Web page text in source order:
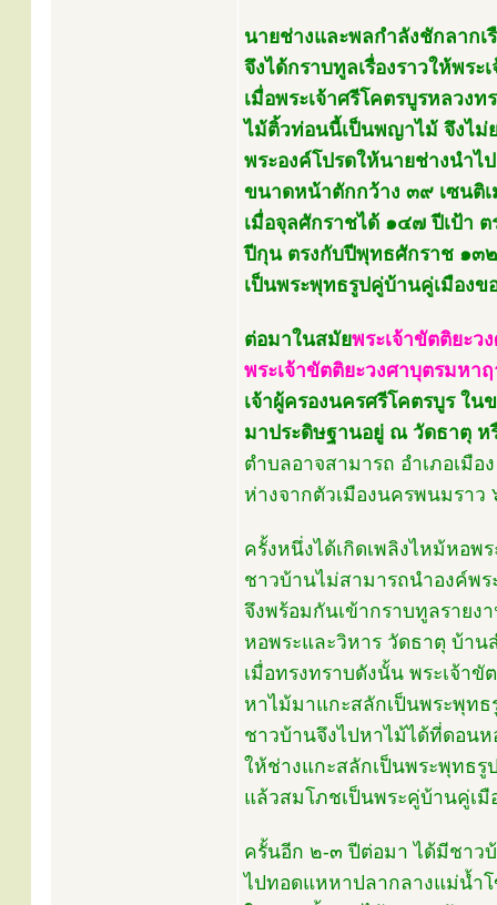
นายช่างและพลกำลังชักลากเ
จึงได้กราบทูลเรื่องราวให้พระ
เมื่อพระเจ้าศรีโคตรบูรหลวง
ไม้ติ้วท่อนนี้เป็นพญาไม้ จึงไม่
พระองค์โปรดให้นายช่างนำไ
ขนาดหน้าตักกว้าง ๓๙ เซนติเ
เมื่อจุลศักราชได้ ๑๔๗ ปีเป้า
ปีกุน ตรงกับปีพุทธศักราช ๑๓
เป็นพระพุทธรูปคู่บ้านคู่เมืองข
ต่อมาในสมัยพระเจ้าขัตติยะว
พระเจ้าขัตติยะวงศาบุตรมหา
เจ้าผู้ครองนครศรีโคตรบูร ใ
มาประดิษฐานอยู่ ณ วัดธาตุ ห
ตำบลอาจสามารถ อำเภอเมื
ห่างจากตัวเมืองนครพนมราว
ครั้งหนึ่งได้เกิดเพลิงไหม้หอพ
ชาวบ้านไม่สามารถนำองค์พร
จึงพร้อมกันเข้ากราบทูลรายง
หอพระและวิหาร วัดธาตุ บ้าน
เมื่อทรงทราบดังนั้น พระเจ้า
หาไม้มาแกะสลักเป็นพระพุท
ชาวบ้านจึงไปหาไม้ได้ที่ดอนห
ให้ช่างแกะสลักเป็นพระพุทธรู
แล้วสมโภชเป็นพระคู่บ้านคู่เ
ครั้นอีก ๒-๓ ปีต่อมา ได้มีชาว
ไปทอดแหหาปลากลางแม่น้ำ